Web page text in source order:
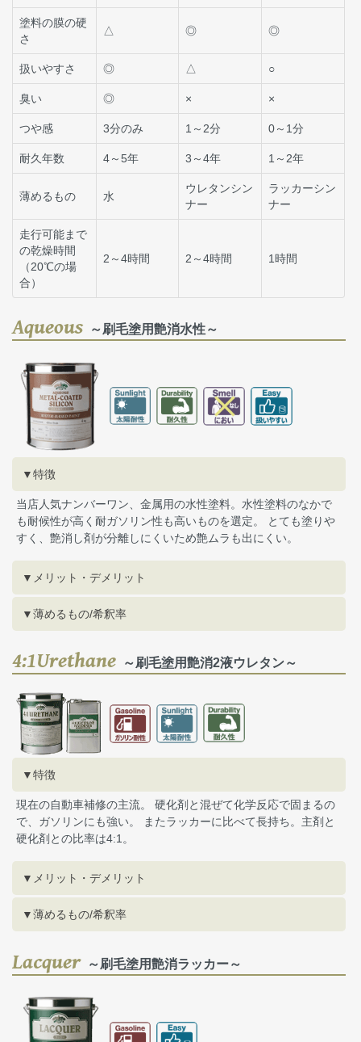
塗料の膜の硬
さ
△ ◎ ◎
扱いやすさ ◎ △ ○
臭い ◎ × ×
つや感 3分のみ 1～2分 0～1分
耐久年数 4～5年 3～4年 1～2年
薄めるもの 水
ウレタンシン
ナー
ラッカーシン
ナー
走行可能まで
の乾燥時間
（20℃の場
合）
2～4時間 2～4時間 1時間
Aqueous ～刷毛塗用艶消水性～
▼特徴
当店人気ナンバーワン、金属用の水性塗料。水性塗料のなかで
も耐候性が高く耐ガソリン性も高いものを選定。 とても塗りや
すく、艶消し剤が分離しにくいため艶ムラも出にくい。
▼メリット・デメリット
▼薄めるもの/希釈率
4:1Urethane ～刷毛塗用艶消2液ウレタン～
▼特徴
現在の自動車補修の主流。 硬化剤と混ぜて化学反応で固まるの
で、ガソリンにも強い。 またラッカーに比べて長持ち。主剤と
硬化剤との比率は4:1。
▼メリット・デメリット
▼薄めるもの/希釈率
Lacquer～刷毛塗用艶消ラッカー～